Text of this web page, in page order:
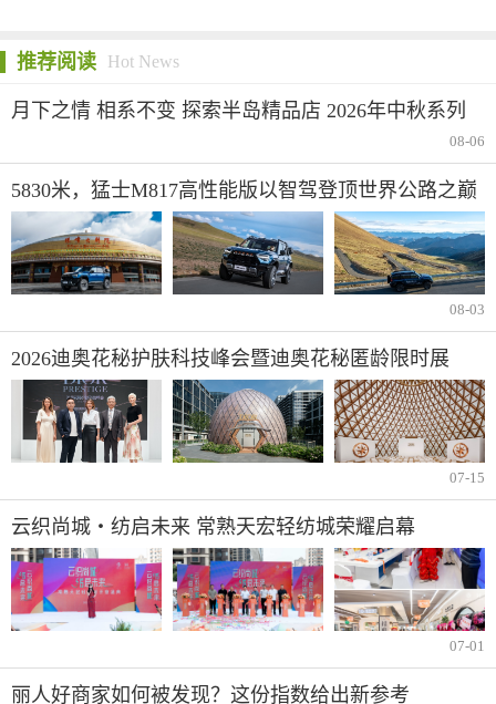
推荐阅读 Hot News
月下之情 相系不变 探索半岛精品店 2026年中秋系列
08-06
5830米，猛士M817高性能版以智驾登顶世界公路之巅
08-03
2026迪奥花秘护肤科技峰会暨迪奥花秘匿龄限时展
07-15
云织尚城・纺启未来 常熟天宏轻纺城荣耀启幕
07-01
丽人好商家如何被发现？这份指数给出新参考